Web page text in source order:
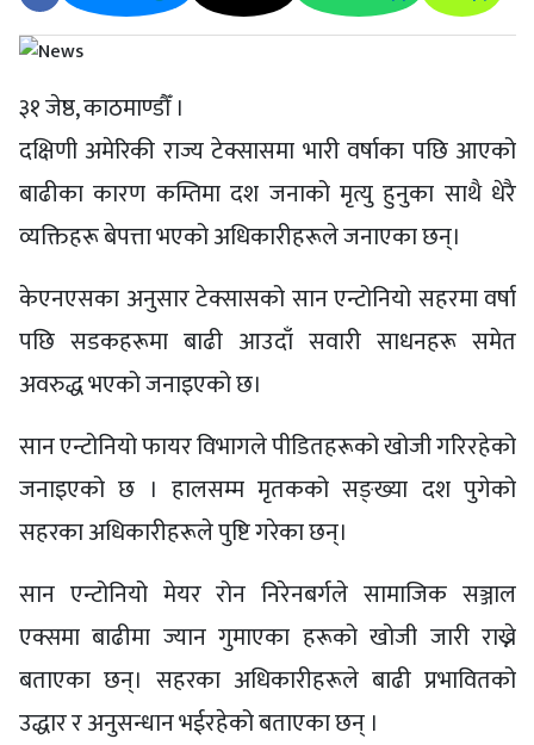
३१ जेष्ठ, काठमाण्डौँ ।
दक्षिणी अमेरिकी राज्य टेक्सासमा भारी वर्षाका पछि आएको
बाढीका कारण कम्तिमा दश जनाको मृत्यु हुनुका साथै धेरै
व्यक्तिहरू बेपत्ता भएको अधिकारीहरूले जनाएका छन्।
केएनएसका अनुसार टेक्सासको सान एन्टोनियो सहरमा वर्षा
पछि सडकहरूमा बाढी आउदाँ सवारी साधनहरू समेत
अवरुद्ध भएको जनाइएको छ।
सान एन्टोनियो फायर विभागले पीडितहरूको खोजी गरिरहेको
जनाइएको छ । हालसम्म मृतकको सङ्ख्या दश पुगेको
सहरका अधिकारीहरूले पुष्टि गरेका छन्।
सान एन्टोनियो मेयर रोन निरेनबर्गले सामाजिक सञ्जाल
एक्समा बाढीमा ज्यान गुमाएका हरूको खोजी जारी राख्ने
बताएका छन्। सहरका अधिकारीहरूले बाढी प्रभावितको
उद्धार र अनुसन्धान भईरहेको बताएका छन् ।